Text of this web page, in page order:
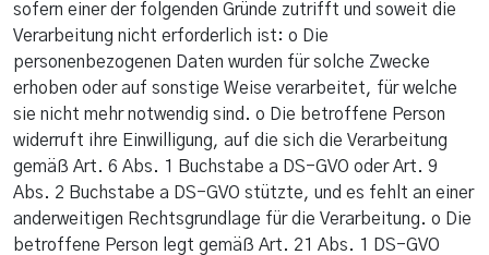
sofern einer der folgenden Gründe zutrifft und soweit die
Verarbeitung nicht erforderlich ist: o Die
personenbezogenen Daten wurden für solche Zwecke
erhoben oder auf sonstige Weise verarbeitet, für welche
sie nicht mehr notwendig sind. o Die betroffene Person
widerruft ihre Einwilligung, auf die sich die Verarbeitung
gemäß Art. 6 Abs. 1 Buchstabe a DS-GVO oder Art. 9
Abs. 2 Buchstabe a DS-GVO stützte, und es fehlt an einer
anderweitigen Rechtsgrundlage für die Verarbeitung. o Die
betroffene Person legt gemäß Art. 21 Abs. 1 DS-GVO